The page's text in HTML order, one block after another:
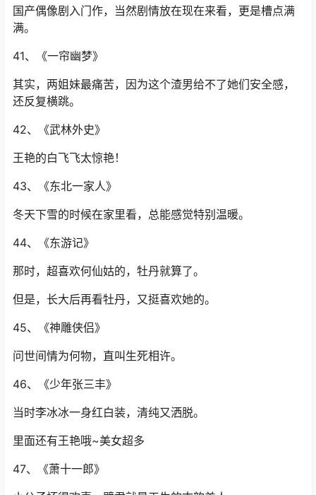
国产偶像剧入门作，当然剧情放在现在来看，更是槽点满
满。
41、《一帘幽梦》
其实，两姐妹最痛苦，因为这个渣男给不了她们安全感，
还反复横跳。
42、《武林外史》
王艳的白飞飞太惊艳！
43、《东北一家人》
冬天下雪的时候在家里看，总能感觉特别温暖。
44、《东游记》
那时，超喜欢何仙姑的，牡丹就算了。
但是，长大后再看牡丹，又挺喜欢她的。
45、《神雕侠侣》
问世间情为何物，直叫生死相许。
46、《少年张三丰》
当时李冰冰一身红白装，清纯又洒脱。
里面还有王艳哦~美女超多
47、《萧十一郎》